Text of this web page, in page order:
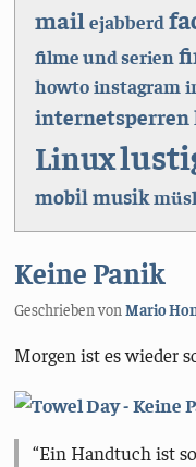
mail ejabberd
filme und serien
howtoinstagram
internetsperren
Linux
mobil musik
Keine Panik
Geschrieben vonMario
Morgen ist es wieder
Ein Handtuch ist